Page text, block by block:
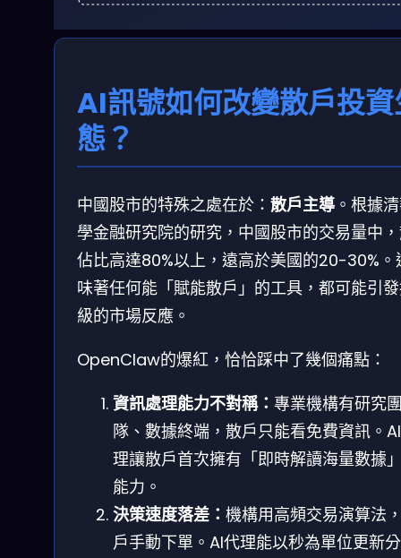
AI訊號如何改變散戶投
態？
中國股市的特殊之處在於： 散戶主導 。根據
學金融研究院的研究，中國股市的交易量中
佔比高達80%以上，遠高於美國的20-30%。
味著任何能「賦能散戶」的工具，都可能引
級的市場反應。
OpenClaw的爆紅，恰恰踩中了幾個痛點：
資訊處理能力不對稱： 專業機構有研究
隊、數據終端，散戶只能看免費資訊。
理讓散戶首次擁有「即時解讀海量數據
能力。
決策速度落差： 機構用高頻交易演算法
戶手動下單。AI代理能以秒為單位更新分